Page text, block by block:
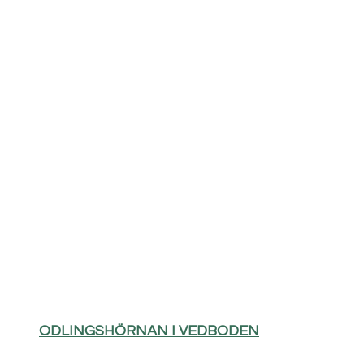
ODLINGSHÖRNAN I VEDBODEN